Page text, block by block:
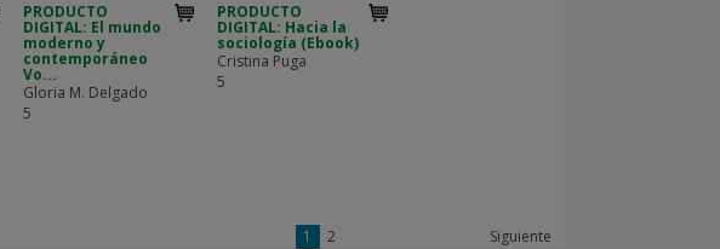
PRODUCTO
DIGITAL: El mundo
moderno y
contemporáneo
Vo...
Gloria M. Delgado
5
PRODUCTO
DIGITAL: Hacia la
sociología (Ebook)
Cristina Puga
5
1 2 Siguiente